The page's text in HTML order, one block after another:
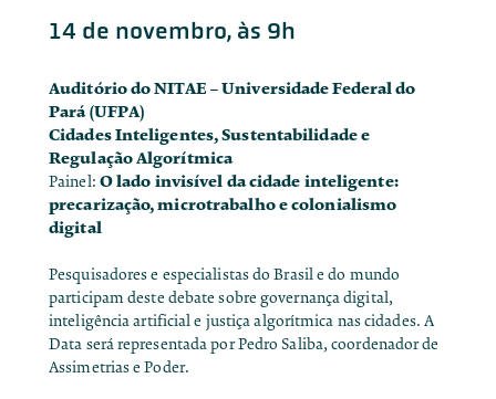
14 de novembro, às 9h
Auditório do NITAE – Universidade Federal do
Pará (UFPA)
Cidades Inteligentes, Sustentabilidade e
Regulação Algorítmica
Painel: O lado invisível da cidade inteligente:
precarização, microtrabalho e colonialismo
digital
Pesquisadores e especialistas do Brasil e do mundo
participam deste debate sobre governança digital,
inteligência artificial e justiça algorítmica nas cidades. A
Data será representada por Pedro Saliba, coordenador de
Assimetrias e Poder.